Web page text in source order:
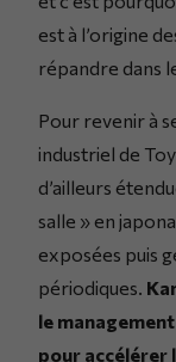
est à l’origine
répandre dans
Pour revenir à
industriel de
d’ailleurs
salle » en
exposées puis
périodiques.
le
pour accélérer